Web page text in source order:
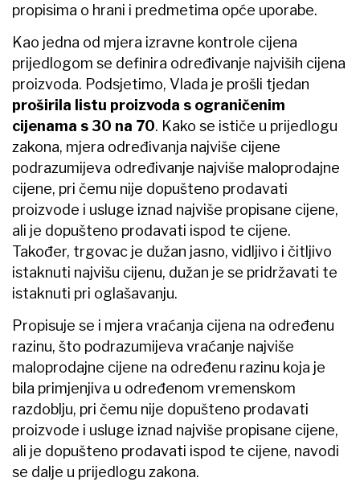
propisima o hrani i predmetima opće uporabe.
Kao jedna od mjera izravne kontrole cijena
prijedlogom se definira određivanje najviših cijena
proizvoda. Podsjetimo, Vlada je prošli tjedan
proširila listu proizvoda s ograničenim
cijenama s 30 na 70. Kako se ističe u prijedlogu
zakona, mjera određivanja najviše cijene
podrazumijeva određivanje najviše maloprodajne
cijene, pri čemu nije dopušteno prodavati
proizvode i usluge iznad najviše propisane cijene,
ali je dopušteno prodavati ispod te cijene.
Također, trgovac je dužan jasno, vidljivo i čitljivo
istaknuti najvišu cijenu, dužan je se pridržavati te
istaknuti pri oglašavanju.
Propisuje se i mjera vraćanja cijena na određenu
razinu, što podrazumijeva vraćanje najviše
maloprodajne cijene na određenu razinu koja je
bila primjenjiva u određenom vremenskom
razdoblju, pri čemu nije dopušteno prodavati
proizvode i usluge iznad najviše propisane cijene,
ali je dopušteno prodavati ispod te cijene, navodi
se dalje u prijedlogu zakona.